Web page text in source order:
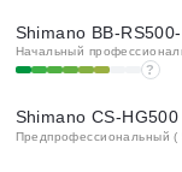
Shimano BB-
Начальный
?
Shimano CS-
Предпрофессиональный (